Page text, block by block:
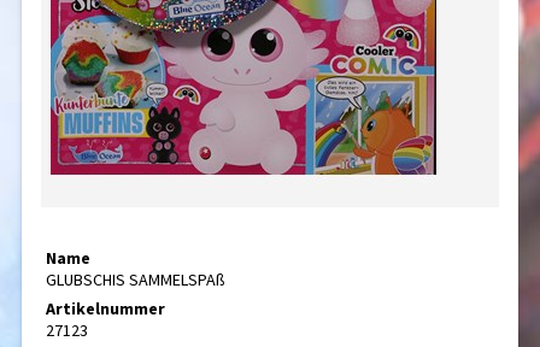
Name
GLUBSCHIS SAMMELSPAß
Artikelnummer
27123